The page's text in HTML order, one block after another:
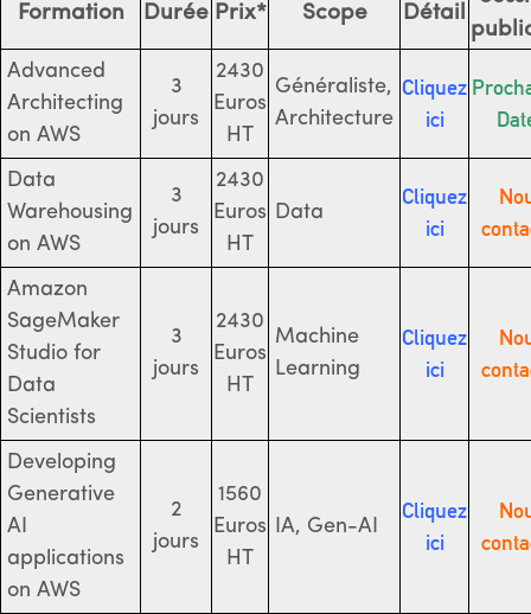
Formation Durée Prix* Scope Détail
Advanced
Architecting
on AWS
3
jours
2430
Euros
HT
Généraliste,
Architecture
Cliquez
ici
Data
Warehousing
on AWS
3
jours
2430
Euros
HT
Data
Cliquez
ici
Amazon
SageMaker
Studio for
Data
Scientists
3
jours
2430
Euros
HT
Machine
Learning
Cliquez
ici
Developing
Generative
AI
applications
on AWS
2
jours
1560
Euros
HT
IA, Gen-AI
Cliquez
ici